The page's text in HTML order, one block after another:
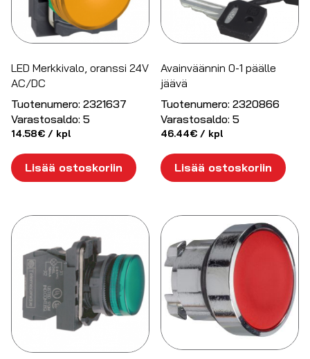
LED Merkkivalo, oranssi 24V
AC/DC
Tuotenumero: 2321637
Varastosaldo: 5
14.58€ / kpl
Lisää ostoskoriin
Avainväännin 0-1 päälle
jäävä
Tuotenumero: 2320866
Varastosaldo: 5
46.44€ / kpl
Lisää ostoskoriin